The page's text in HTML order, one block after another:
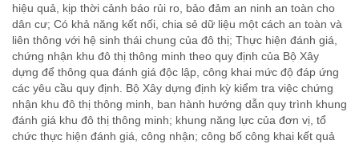
hiệu quả, kịp thời cảnh báo rủi ro, bảo đảm an ninh an toàn cho
dân cư; Có khả năng kết nối, chia sẻ dữ liệu một cách an toàn và
liên thông với hệ sinh thái chung của đô thị; Thực hiện đánh giá,
chứng nhận khu đô thị thông minh theo quy định của Bộ Xây
dựng để thông qua đánh giá độc lập, công khai mức độ đáp ứng
các yêu cầu quy định. Bộ Xây dựng định kỳ kiểm tra việc chứng
nhận khu đô thị thông minh, ban hành hướng dẫn quy trình khung
đánh giá khu đô thị thông minh; khung năng lực của đơn vị, tổ
chức thực hiện đánh giá, công nhận; công bố công khai kết quả